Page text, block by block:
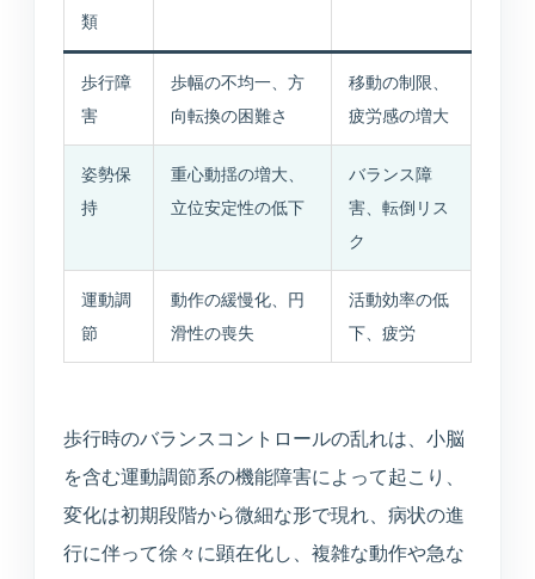
類
歩行障
害
歩幅の不均一、方
向転換の困難さ
移動の制限、
疲労感の増大
姿勢保
持
重心動揺の増大、
立位安定性の低下
バランス障
害、転倒リス
ク
運動調
節
動作の緩慢化、円
滑性の喪失
活動効率の低
下、疲労
歩行時のバランスコントロールの乱れは、小脳
を含む運動調節系の機能障害によって起こり、
変化は初期段階から微細な形で現れ、病状の進
行に伴って徐々に顕在化し、複雑な動作や急な